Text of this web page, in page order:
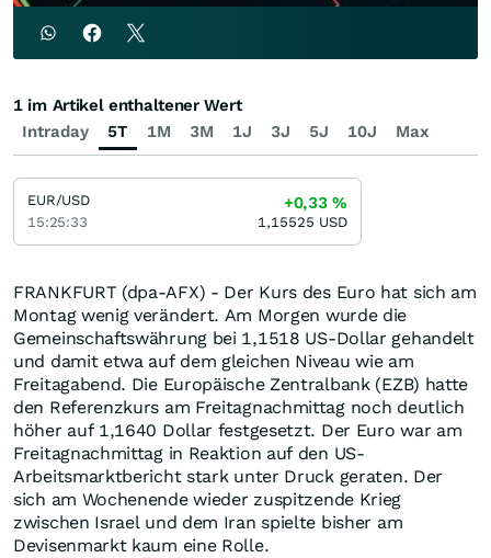
FRANKFURT (dpa-AFX) - Der Kurs des Euro hat sich am
Montag wenig verändert. Am Morgen wurde die
Gemeinschaftswährung bei 1,1518 US-Dollar gehandelt
und damit etwa auf dem gleichen Niveau wie am
Freitagabend. Die Europäische Zentralbank (EZB) hatte
den Referenzkurs am Freitagnachmittag noch deutlich
höher auf 1,1640 Dollar festgesetzt. Der Euro war am
Freitagnachmittag in Reaktion auf den US-
Arbeitsmarktbericht stark unter Druck geraten. Der
sich am Wochenende wieder zuspitzende Krieg
zwischen Israel und dem Iran spielte bisher am
Devisenmarkt kaum eine Rolle.
Intraday 5T 1M 3M 1J 3J 5J 10J Max
1 im Artikel enthaltener Wert
EUR/USD
15:25:33
+0,33%
1,15525 USD